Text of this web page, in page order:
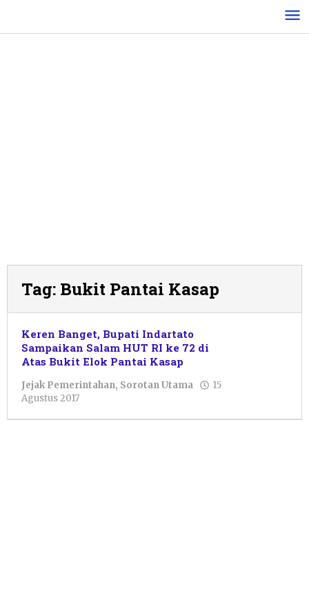
konten
Tag: Bukit Pantai Kasap
Keren Banget, Bupati Indartato
Sampaikan Salam HUT RI ke 72 di
Atas Bukit Elok Pantai Kasap
Jejak Pemerintahan, Sorotan Utama
15
Agustus 2017